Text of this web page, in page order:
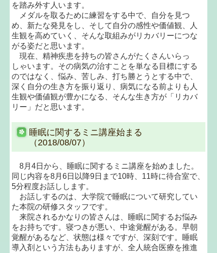
を踏み外す人います。
メダルを取るために練習をする中で、自分を見つ
め、新たな発見をし、そして自分の感性や価値観、人
生観を高めていく、そんな取組みがリカバリーにつな
がる姿だと思います。
現在、精神疾患を持ちの皆さんがたくさんいらっ
しゃいます。その病気の治すことを単なる目標にする
のではなく、悩み、苦しみ、打ち勝とうとする中で、
深く自分の生き方を振り返り、病気になる前よりも人
生観や価値観が豊かになる、そんな生き方が「リカバ
リー」だと思います。
睡眠に関するミニ講座始まる
（2018/08/07）
8月4日から、睡眠に関するミニ講座を始めました。
同じ内容を8月6日以降9日まで10時、11時に待合室で、
5分程度お話しします。
お話しするのは、大学院で睡眠について研究してい
た本院の研修スタッフです。
来院されるかなりの皆さんは、睡眠に関するお悩み
をお持ちです。寝つきが悪い、中途覚醒がある。早朝
覚醒があるなど、状態は様々ですが、深刻です。睡眠
導入剤という方法もありますが、全人統合医療を推進